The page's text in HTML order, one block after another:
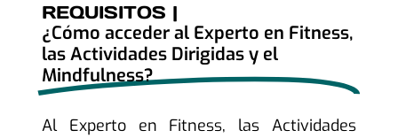
REQUISITOS |
¿Cómo acceder al Experto en Fitness,
las Actividades Dirigidas y el
Mindfulness?
Al Experto en Fitness, las Actividades